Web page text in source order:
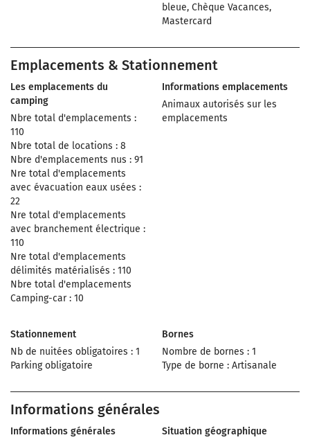
bleue, Chèque Vacances,
Mastercard
Emplacements & Stationnement
Les emplacements du
camping
Nbre total d'emplacements :
110
Nbre total de locations : 8
Nbre d'emplacements nus : 91
Nre total d'emplacements
avec évacuation eaux usées :
22
Nre total d'emplacements
avec branchement électrique :
110
Nre total d'emplacements
délimités matérialisés : 110
Nbre total d'emplacements
Camping-car : 10
Informations emplacements
Animaux autorisés sur les
emplacements
Stationnement
Nb de nuitées obligatoires : 1
Parking obligatoire
Bornes
Nombre de bornes : 1
Type de borne : Artisanale
Informations générales
Informations générales
Situation géographique